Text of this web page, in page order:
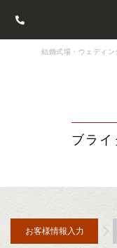
結婚式場・ウェディン
ブラ
お客様情報入力